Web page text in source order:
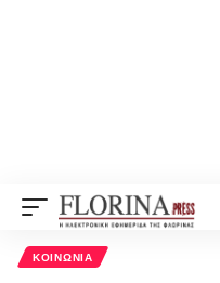
ΚΟΙΝΩΝΊΑ